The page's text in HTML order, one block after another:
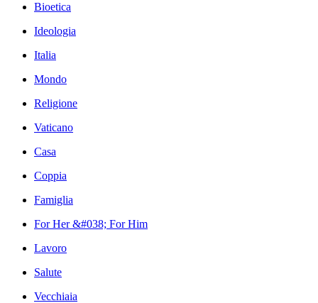
Bioetica
Ideologia
Italia
Mondo
Religione
Vaticano
Casa
Coppia
Famiglia
For Her &#038; For Him
Lavoro
Salute
Vecchiaia